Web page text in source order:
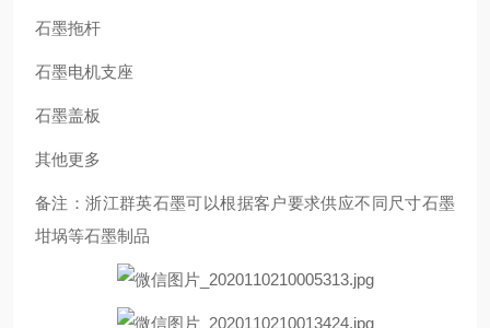
石墨拖杆
石墨电机支座
石墨盖板
其他更多
备注：浙江群英石墨可以根据客户要求供应不同尺寸石墨
坩埚等石墨制品